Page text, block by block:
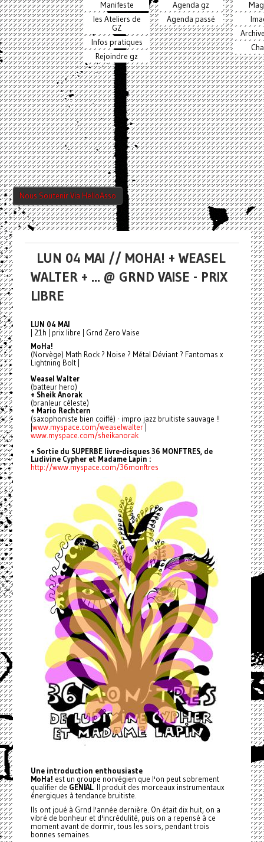
Manifeste
les Ateliers de
GZ
Infos pratiques
Rejoindre gz
Agenda gz
Agenda passé
Nous Soutenir Via HelloAsso
LUN 04 MAI // MOHA! + WEASEL
WALTER + ... @ GRND VAISE - PRIX
LIBRE
LUN 04 MAI
| 21h | prix libre | Grnd Zero Vaise
MoHa!
(Norvège) Math Rock ? Noise ? Métal Déviant ? Fantomas x
Lightning Bolt |
Weasel Walter
(batteur hero)
+ Sheik Anorak
(branleur céleste)
+ Mario Rechtern
(saxophoniste bien coiffé) - impro jazz bruitiste sauvage !!
www.myspace.com/weaselwalter|
www.myspace.com/sheikanorak
+ Sortie du SUPERBE livre-disques 36 MONFTRES, de
Ludivine Cypher et Madame Lapin :
http://www.myspace.com/36monftres
Une introduction enthousiaste
MoHa! est un groupe norvégien que l'on peut sobrement
qualifier de GENIAL. Il produit des morceaux instrumentaux
énergiques à tendance bruitiste.
Ils ont joué à Grnd l'année dernière. On était dix huit, on a
vibré de bonheur et d'incrédulité, puis on a repensé à ce
moment avant de dormir, tous les soirs, pendant trois
bonnes semaines.